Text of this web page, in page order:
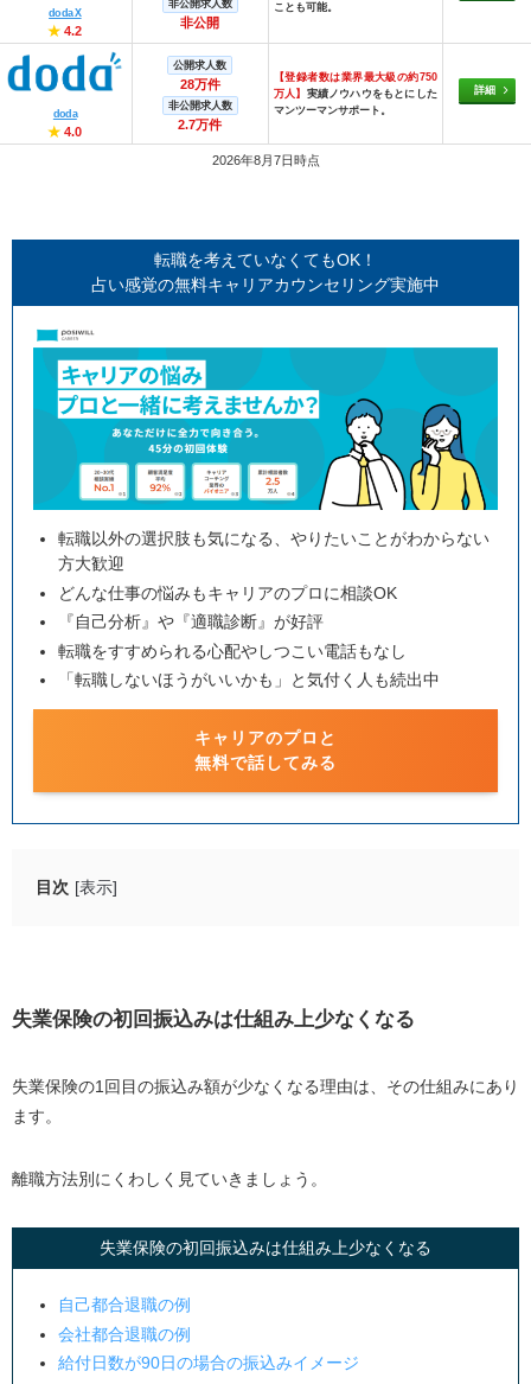
doda X
★ 4.2
非公開求人数
非公開
ことも可能。
doda
★ 4.0
公開求人数
28万件
非公開求人数
2.7万件
【登録者数は業界最大級の約750
万人】 実績ノウハウをもとにした
マンツーマンサポート。
詳細
2026年8月7日時点
転職を考えていなくてもOK！
占い感覚の無料キャリアカウンセリング実施中
転職以外の選択肢も気になる、やりたいことがわからない
方大歓迎
どんな仕事の悩みもキャリアのプロに相談OK
『自己分析』や『適職診断』が好評
転職をすすめられる心配やしつこい電話もなし
「転職しないほうがいいかも」と気付く人も続出中
キャリアのプロと
無料で話してみる
目次 [表示]
会社都合退職の例
失業保険はいつからもらえる？初回認定日から振込みま
でのスケジュール
特定理由離職者・特定受給資格者の場合
失業保険はどのくらいもらえる？給付日数をチェック
特定理由離職者の場合
特定受給資格者の場合
失業保険の初回振込みは仕組み上少なくなる
失業保険の1回目の振込み額が少なくなる理由は、その仕組みにあり
ます。
離職方法別にくわしく見ていきましょう。
失業保険の初回振込みは仕組み上少なくなる
自己都合退職の例
会社都合退職の例
給付日数が90日の場合の振込みイメージ